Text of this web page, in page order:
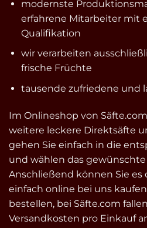
modernste
erfahrene Mitarbeiter mit
Qualifikation
wir verarbeiten
frische Früchte
tausende zufriedene und
Im Onlineshop von
weitere leckere Direktsäfte
gehen Sie einfach in die
und wählen das
Anschließend können Sie
einfach online bei uns
bestellen, bei Säfte.com
Versandkosten pro Einkauf